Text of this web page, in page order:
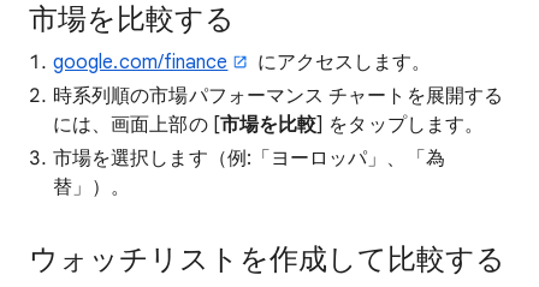
市場を比較する
google.com/finance
にアクセスします。
時系列順の市場パフォーマンス チャートを展開する
には、画面上部の [市場を比較] をタップします。
市場を選択します（例:「ヨーロッパ」、「為
替」）。
ウォッチリストを作成して比較する